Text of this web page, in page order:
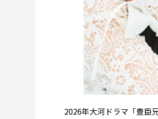
2026年大河ドラマ「豊臣